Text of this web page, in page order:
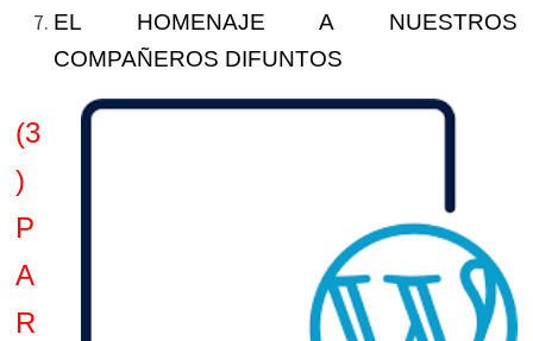
EL HOMENAJE A NUESTROS
COMPAÑEROS DIFUNTOS
(3
)
P
A
R